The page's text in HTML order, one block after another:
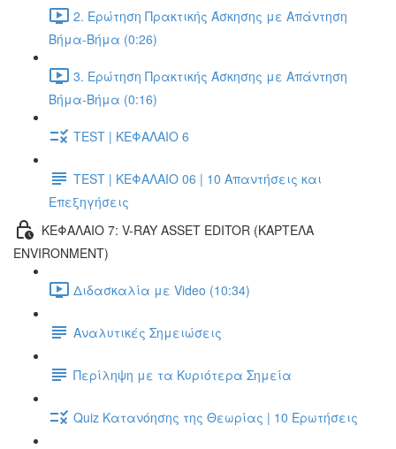
2. Ερώτηση Πρακτικής Άσκησης με Απάντηση
Βήμα-Βήμα (0:26)
3. Ερώτηση Πρακτικής Άσκησης με Απάντηση
Βήμα-Βήμα (0:16)
TEST | ΚΕΦΑΛΑΙΟ 6
TEST | ΚΕΦΑΛΑΙΟ 06 | 10 Απαντήσεις και
Επεξηγήσεις
ΚΕΦΑΛΑΙΟ 7: V-RAY ASSET EDITOR (ΚΑΡΤΕΛΑ
ENVIRONMENT)
Διδασκαλία με Video (10:34)
Αναλυτικές Σημειώσεις
Περίληψη με τα Κυριότερα Σημεία
Quiz Κατανόησης της Θεωρίας | 10 Ερωτήσεις